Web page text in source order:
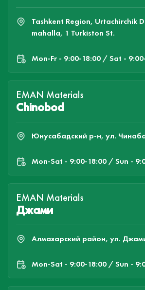
Tashkent Region, Urtachirchik
mahalla, 1 Turkiston St.
Mon-Fr - 9:00-18:00 / Sat -
EMAN Materials
Chinobod
Юнусабадский р-н, ул.
Mon-Sat - 9:00-18:00 / Sun -
EMAN Materials
Джами
Алмазарский район, ул.
Mon-Sat - 9:00-18:00 / Sun -